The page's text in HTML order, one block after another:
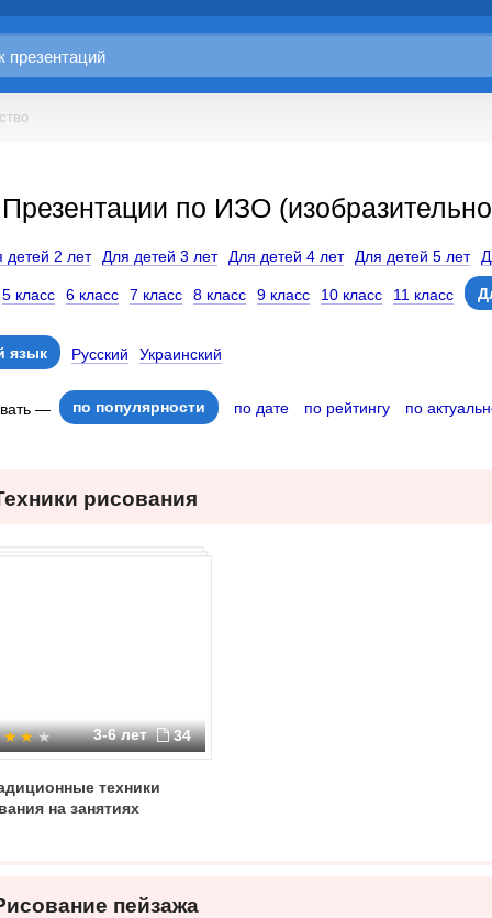
Презентации по ИЗО
детей 2 лет Для детей 3 лет Для детей 4 лет Для детей 5 лет
5 класс 6 класс 7 класс 8 класс 9 класс 10 класс 11 класс
язык Русский Украинский
— по популярности по дате по рейтингу по
рисования
3-6 лет 34
техники
на занятиях
пейзажа